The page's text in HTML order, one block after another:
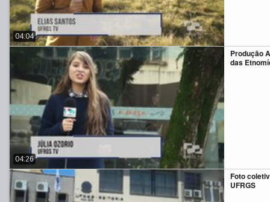
04:04
Produção
das
04:26
Foto
UFRGS